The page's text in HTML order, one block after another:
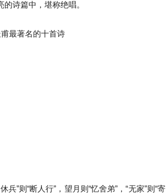
诗篇中，堪称绝唱。
”则“断人行”，望月则“忆舍弟”，“无家”则“寄